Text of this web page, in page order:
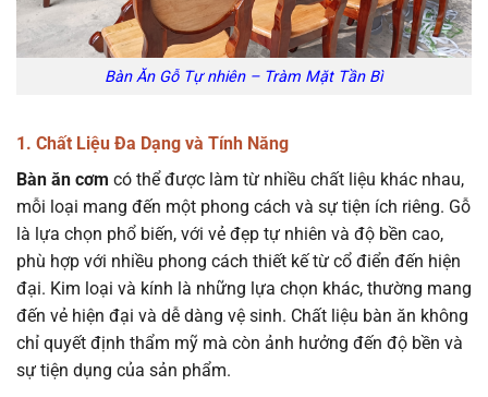
Bàn Ăn Gỗ Tự nhiên – Tràm Mặt Tần Bì
1. Chất Liệu Đa Dạng và Tính Năng
Bàn ăn cơm có thể được làm từ nhiều chất liệu khác nhau,
mỗi loại mang đến một phong cách và sự tiện ích riêng. Gỗ
là lựa chọn phổ biến, với vẻ đẹp tự nhiên và độ bền cao,
phù hợp với nhiều phong cách thiết kế từ cổ điển đến hiện
đại. Kim loại và kính là những lựa chọn khác, thường mang
đến vẻ hiện đại và dễ dàng vệ sinh. Chất liệu bàn ăn không
chỉ quyết định thẩm mỹ mà còn ảnh hưởng đến độ bền và
sự tiện dụng của sản phẩm.